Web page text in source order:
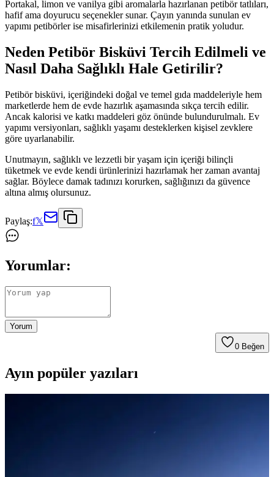
Portakal, limon ve vanilya gibi aromalarla hazırlanan petibör tatlıları,
hafif ama doyurucu seçenekler sunar. Çayın yanında sunulan ev
yapımı petibörler ise misafirlerinizi etkilemenin pratik yoludur.
Neden Petibör Bisküvi Tercih Edilmeli ve
Nasıl Daha Sağlıklı Hale Getirilir?
Petibör bisküvi, içeriğindeki doğal ve temel gıda maddeleriyle hem
marketlerde hem de evde hazırlık aşamasında sıkça tercih edilir.
Ancak kalorisi ve katkı maddeleri göz önünde bulundurulmalı. Ev
yapımı versiyonları, sağlıklı yaşamı desteklerken kişisel zevklere
göre uyarlanabilir.
Unutmayın, sağlıklı ve lezzetli bir yaşam için içeriği bilinçli
tüketmek ve evde kendi ürünlerinizi hazırlamak her zaman avantaj
sağlar. Böylece damak tadınızı korurken, sağlığınızı da güvence
altına almış olursunuz.
Paylaş:f𝕏
Yorumlar:
Yorum
0 Beğen
Ayın popüler yazıları